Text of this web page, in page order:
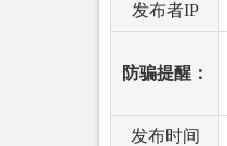
发布者IP
防骗提醒：
发布时间